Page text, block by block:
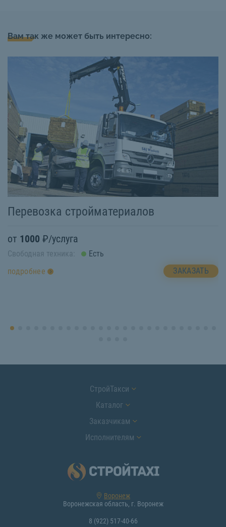
Вам так же может быть интересно:
Перевозка стройматериалов
от 1000 ₽/услуга
Свободная техника:
Есть
подробнее
ЗАКАЗАТЬ
СтройТакси
Каталог
Заказчикам
Исполнителям
Воронеж
Воронежская область, г. Воронеж
8 (922) 517-40-66